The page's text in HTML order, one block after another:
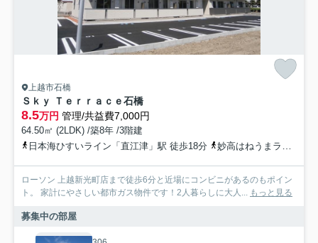
上越市石橋
Ｓｋｙ Ｔｅｒｒａｃｅ石橋
8.5万円 管理/共益費7,000円
64.50㎡ (2LDK) /築8年 /3階建
日本海ひすいライン「直江津」駅 徒歩18分
妙高はねうまライン「直江津」駅 徒歩18分
ローソン 上越新光町店まで徒歩6分と近場にコンビニがあるのもポイン
ト。 家計にやさしい都市ガス物件です！2人暮らしに大人... もっと見る
募集中の部屋